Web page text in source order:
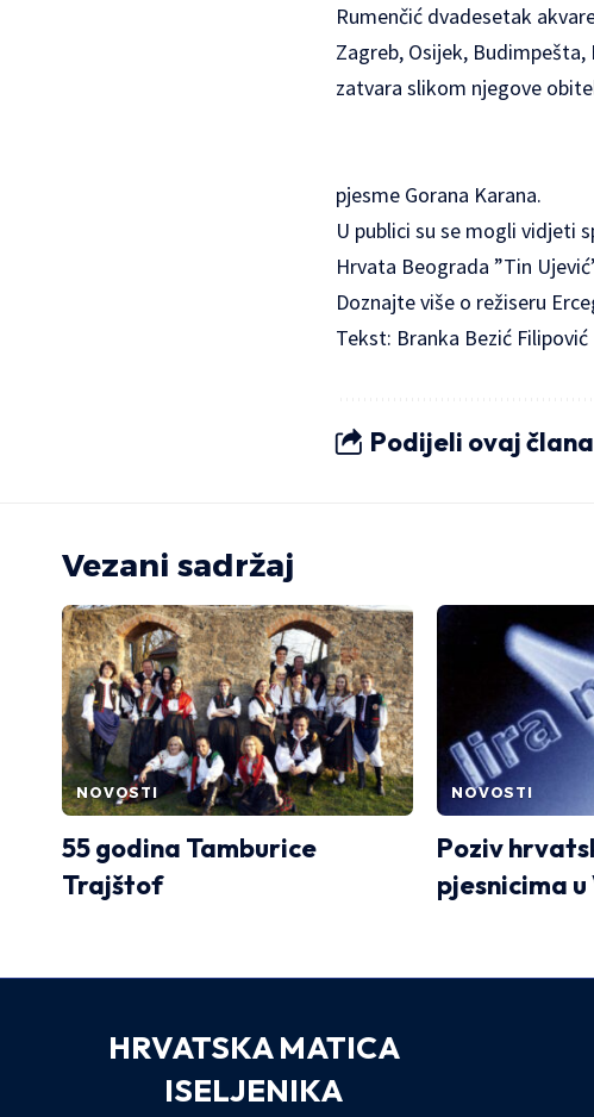
Rumenčić dvadesetak
Zagreb, Osijek,
zatvara slikom njegove
pjesme Gorana Karana.
U publici su se mogli vidjeti
Hrvata Beograda ”Tin
Doznajteviše o režiseru
Tekst: Branka Bezić Filipović
Podijeli ovaj
Vezani sadržaj
NOVOSTI
55 godina Tamburice
Trajštof
NOVOSTI
Poziv
pjesnicima
HRVATSKA MATICA
ISELJENIKA